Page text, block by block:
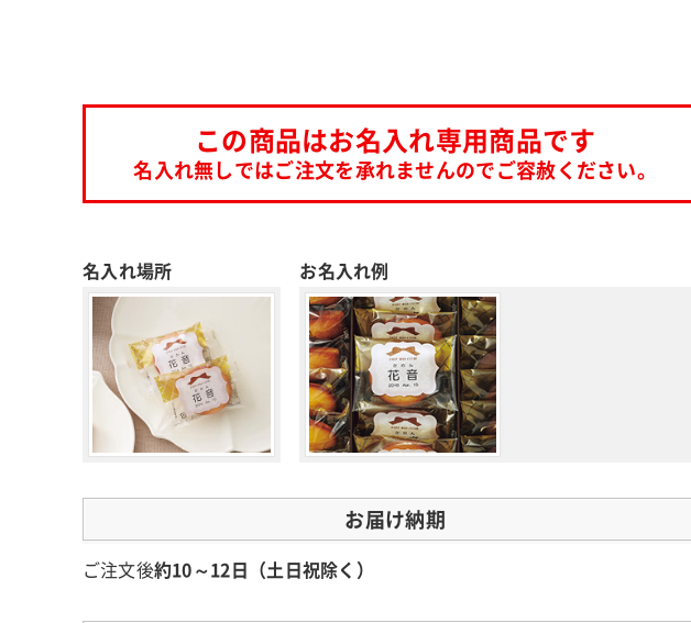
この商品はお名入れ専用商品です
名入れ無しではご注文を 承れませんのでご容赦ください。
名入れ場所 お名入れ例
お届け納期
ご注文後約10～12日（土日祝除く）